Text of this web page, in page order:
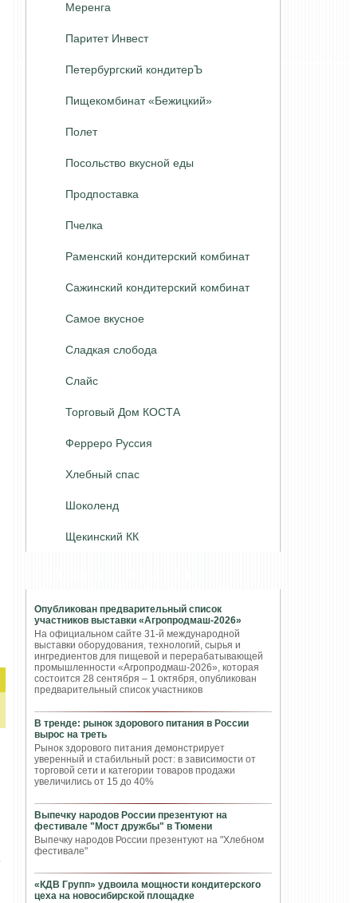
Меренга
Паритет Инвест
Петербургский кондитерЪ
Пищекомбинат «Бежицкий»
Полет
Посольство вкусной еды
Продпоставка
Пчелка
Раменский кондитерский комбинат
Сажинский кондитерский комбинат
Самое вкусное
Сладкая слобода
Слайс
Торговый Дом КОСТА
Ферреро Руссия
Хлебный спас
Шоколенд
Щекинский КК
Опубликован предварительный список
участников выставки «Агропродмаш-2026»
На официальном сайте 31-й международной
выставки оборудования, технологий, сырья и
ингредиентов для пищевой и перерабатывающей
промышленности «Агропродмаш-2026», которая
состоится 28 сентября – 1 октября, опубликован
предварительный список участников
В тренде: рынок здорового питания в России
вырос на треть
Рынок здорового питания демонстрирует
уверенный и стабильный рост: в зависимости от
торговой сети и категории товаров продажи
увеличились от 15 до 40%
Выпечку народов России презентуют на
фестивале "Мост дружбы" в Тюмени
Выпечку народов России презентуют на "Хлебном
фестивале"
«КДВ Групп» удвоила мощности кондитерского
цеха на новосибирской площадке